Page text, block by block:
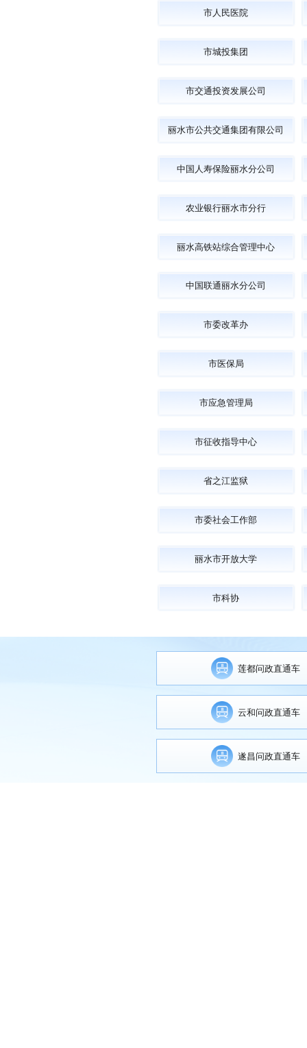
市人民医院
市城投集团
市交通投资发展公司
丽水市公共交通集团有限公司
中国人寿保险丽水分公司
农业银行丽水市分行
丽水高铁站综合管理中心
中国联通丽水分公司
市委改革办
市医保局
市应急管理局
市征收指导中心
省之江监狱
市委社会工作部
丽水市开放大学
市科协
莲都问政直通车
云和问政直通车
遂昌问政直通车